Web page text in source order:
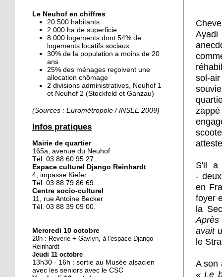
ciel ouvert »
16 octobre 2018
Un vécu de poids
15 octobre 2018
Difracto : devenir un pro
avec Django
Le vrac s'invite au Neuhof
11 octobre 2018
Les petites filles
chaussent leurs
10 octobre 2018
Nouveau look pour une
nouvelle mairie
Le Neuhof en chiffres
20 500 habitants
2 000 ha de superficie
8 000 logements dont 54% de
logements locatifs sociaux
30% de la population a moins de 20
ans
25% des ménages reçoivent une
allocation chômage
2 divisions administratives, Neuhof 1
et Neuhof 2 (Stockfeld et Ganzau)
(Sources : Eurométropole / INSEE 2009)
Infos pratiques
Mairie de quartier
165a, avenue du Neuhof
Tél. 03 88 60 95 27.
Espace culturel Django Reinhardt
4, impasse Kiefer
Tél. 03 88 79 86 69.
Centre socio-culturel
11, rue Antoine Becker
Tél. 03 88 39 09 00.
Mercredi 10 octobre
20h : Reverie + Gavlyn, à l'espace Django
Reinhardt
Jeudi 11 octobre
13h30 - 16h : sortie au Musée alsacien
avec les seniors avec le CSC
sol-
S'il
- d
en
foyer
la
Après
avait
le
A son
« Le